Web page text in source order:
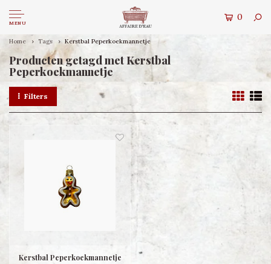
MENU
0
Home Tags Kerstbal Peperkoekmannetje
Producten getagd met Kerstbal
Peperkoekmannetje
Filters
Kerstbal Peperkoekmannetje